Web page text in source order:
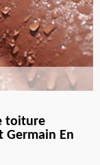
toiture
Germain En